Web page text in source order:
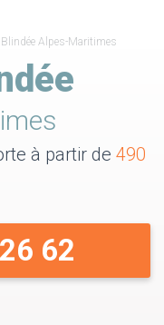
Blindée Alpes-Maritimes
à partir de 490
62